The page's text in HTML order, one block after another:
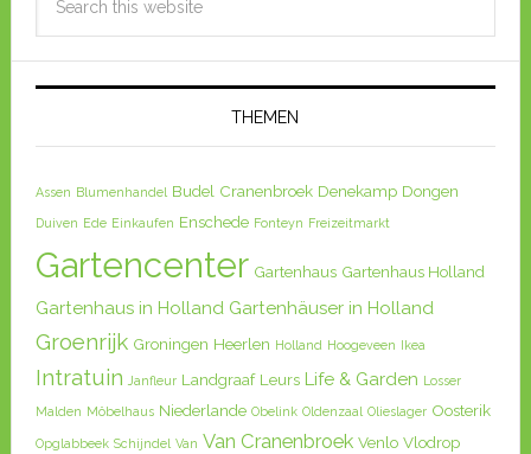
THEMEN
Assen Blumenhandel Budel Cranenbroek Denekamp Dongen
Duiven Ede Einkaufen Enschede Fonteyn Freizeitmarkt
Gartencenter Gartenhaus Gartenhaus Holland
Gartenhaus in Holland Gartenhäuser in Holland
Groenrijk Groningen Heerlen Holland Hoogeveen Ikea
Intratuin Janfleur Landgraaf Leurs Life & Garden Losser
Malden Möbelhaus Niederlande Obelink Oldenzaal Olieslager Oosterik
Opglabbeek Schijndel Van Van Cranenbroek Venlo Vlodrop